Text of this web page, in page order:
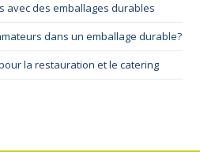
avec des emballages durables
dans un emballage durable?
la restauration et le catering